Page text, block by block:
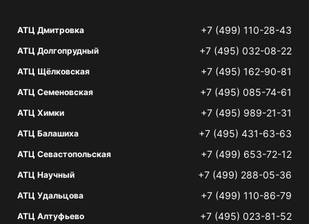
АТЦ Дмитровка +7 (499) 110-28-43
АТЦ Долгопрудный +7 (495) 032-08-22
АТЦ Щёлковская +7 (495) 162-90-81
АТЦ Семеновская +7 (495) 085-74-61
АТЦ Химки +7 (495) 989-21-31
АТЦ Балашиха +7 (495) 431-63-63
АТЦ Севастопольская +7 (499) 653-72-12
АТЦ Научный +7 (499) 288-05-36
АТЦ Удальцова +7 (499) 110-86-79
АТЦ Алтуфьево +7 (495) 023-81-52